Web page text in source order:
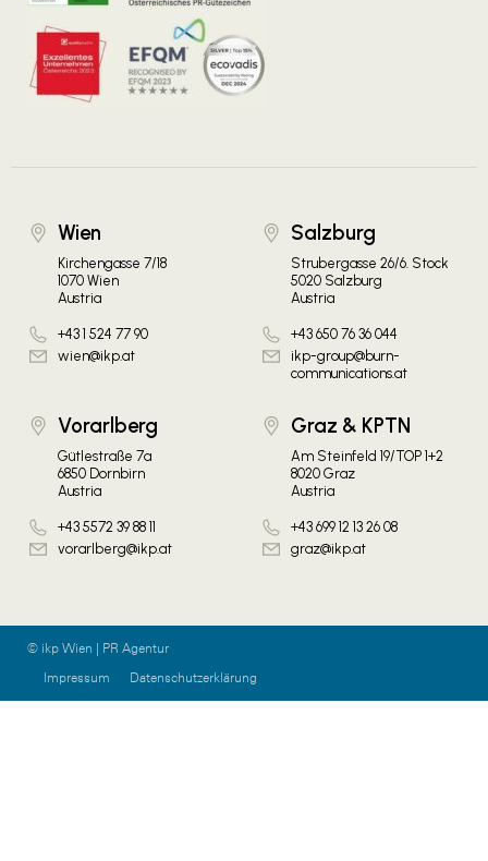
Wien
Kirchengasse 7/18
1070 Wien
Austria
+43 1 524 77 90
wien@ikp.at
Salzburg
Strubergasse 26/6. Stock
5020 Salzburg
Austria
+43 650 76 36 044
ikp-group@burn-
communications.at
Vorarlberg
Gütlestraße 7a
6850 Dornbirn
Austria
+43 5572 39 88 11
vorarlberg@ikp.at
Graz & KPTN
Am Steinfeld 19/TOP 1+2
8020 Graz
Austria
+43 699 12 13 26 08
graz@ikp.at
© ikp Wien | PR Agentur
Impressum
Datenschutzerklärung